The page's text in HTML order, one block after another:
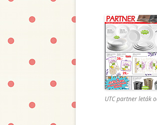
UTC partner leták